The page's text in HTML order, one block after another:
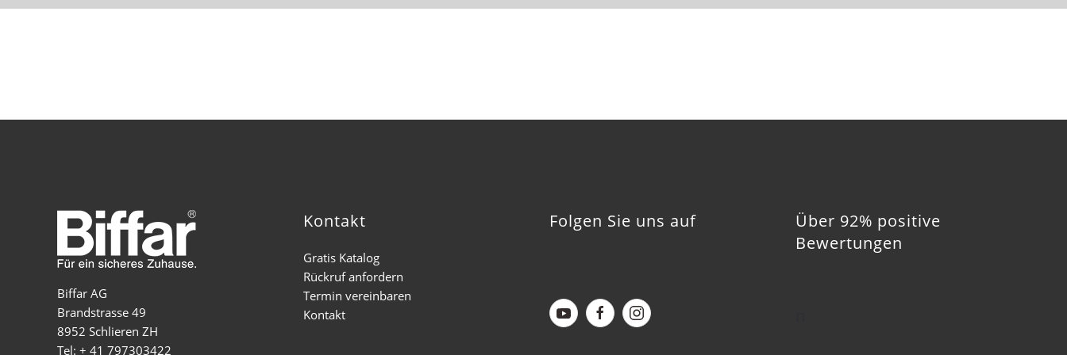
Biffar AG
Brandstrasse 49
8952 Schlieren ZH
Tel: + 41 797303422
Kontakt
Gratis Katalog
Rückruf anfordern
Termin vereinbaren
Kontakt
Folgen Sie uns auf
Über 92% positive
Bewertungen